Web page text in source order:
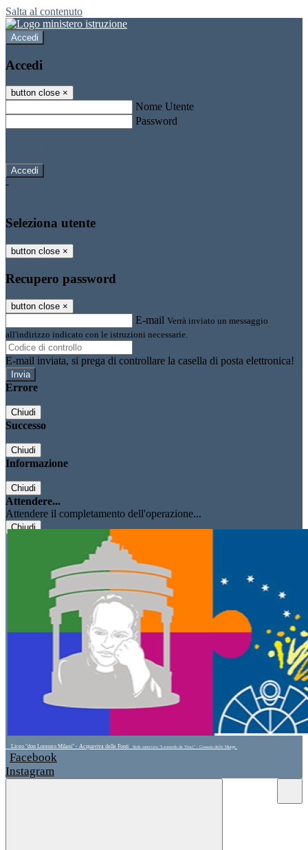
Salta al contenuto
Accedi
Accedi
button close ×
Nome Utente
Password
-
Seleziona utente
button close ×
Recupero password
button close ×
E-mail Verrà inviato un messaggio
all'indirizzo indicato con le istruzioni necessarie.
E-mail inviata, si prega di controllare la casella di posta elettronica!
Errore
Chiudi
Successo
Chiudi
Informazione
Chiudi
Attendere...
Attendere il completamento dell'operazione...
Chiudi
Liceo "don Lorenzo Milani" - Acquaviva delle Fonti Sede associata "Leonardo da Vinci" - Cassano delle Murge
Facebook
Instagram